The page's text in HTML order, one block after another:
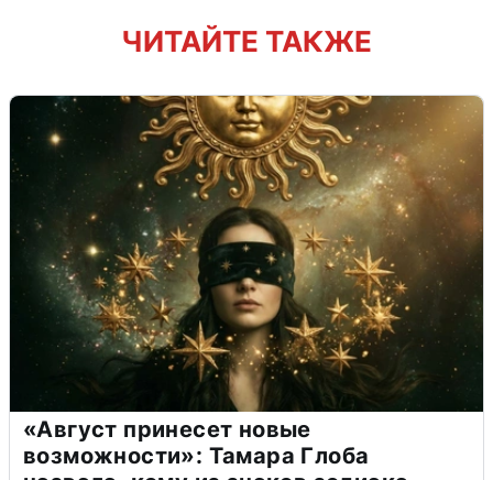
ЧИТАЙТЕ ТАКЖЕ
«Август принесет новые
возможности»: Тамара Глоба